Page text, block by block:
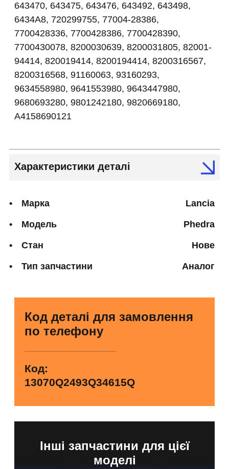
643470, 643475, 643476, 643492, 643498,
6434A8, 720299755, 77004-28386,
7700428336, 7700428386, 7700428390,
7700430078, 8200030639, 8200031805, 82001-
94414, 820019414, 8200194414, 8200316567,
8200316568, 91160063, 93160293,
9634558980, 9641553980, 9643447980,
9680693280, 9801242180, 9820669180,
A4158690121
Характеристики деталі
Марка Lancia
Модель Phedra
Стан Нове
Тип запчастини Аналог
Код деталі для замовлення
по телефону
Код:
13070Q2493Q34615Q
Інші запчастини для цієї
моделі